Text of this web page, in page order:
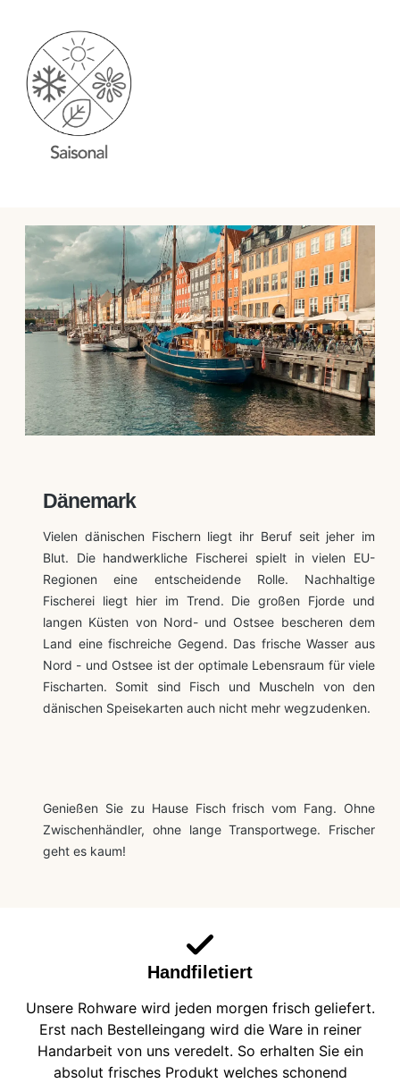
Dänemark
Vielen dänischen Fischern liegt ihr Beruf seit jeher im
Blut. Die handwerkliche Fischerei spielt in vielen EU-
Regionen eine entscheidende Rolle. Nachhaltige
Fischerei liegt hier im Trend. Die großen Fjorde und
langen Küsten von Nord- und Ostsee bescheren dem
Land eine fischreiche Gegend. Das frische Wasser aus
Nord - und Ostsee ist der optimale Lebensraum für viele
Fischarten. Somit sind Fisch und Muscheln von den
dänischen Speisekarten auch nicht mehr wegzudenken.
Genießen Sie zu Hause Fisch frisch vom Fang. Ohne
Zwischenhändler, ohne lange Transportwege. Frischer
geht es kaum!
Handfiletiert
Unsere Rohware wird jeden morgen frisch geliefert.
Erst nach Bestelleingang wird die Ware in reiner
Handarbeit von uns veredelt. So erhalten Sie ein
absolut frisches Produkt welches schonend